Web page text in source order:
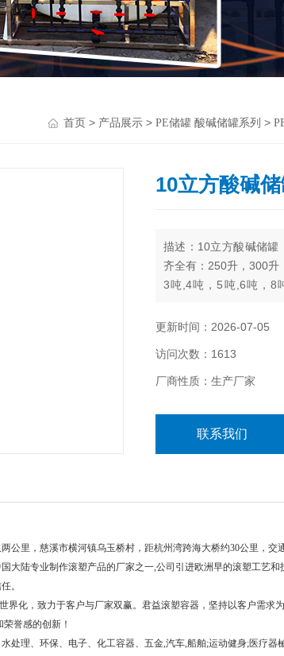
首页 > 产品展示 > PE储罐 酸碱储罐系列 >
10立方酸碱储
描述：10立方酸碱储罐
齐全有：250升，300升
3吨,4吨，5吨,6吨，8
更新时间：2026-07-05
访问次数：1613
厂商性质：生产厂家
联系我们
公里，慈溪市横河镇乌玉桥村，距杭州湾跨海大桥约30公里，交
大陆专业制作滚塑产品的厂家之一,公司引进欧洲早的滚塑工艺
。
化，致力于客户与厂家双赢。君益滚塑容器，坚持以客户需求
誉感的创新！
理、环保、电子、化工容器、五金,汽车,船舶;运动健身;医疗器